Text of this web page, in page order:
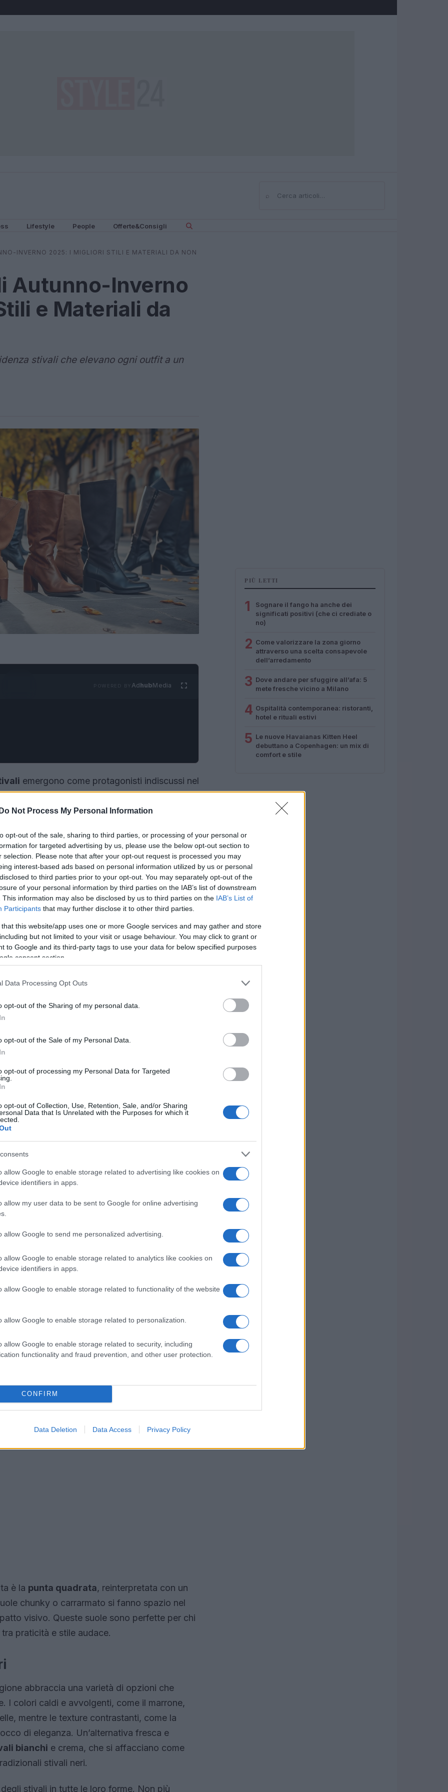
Do Not Process My Personal Information
opt-out of the sale, sharing to third parties, or processing of your personal or
for targeted advertising by us, please use the below opt-out section to
selection. Please note that after your opt-out request is processed you may
interest-based ads based on personal information utilized by us or personal
to third parties prior to your opt-out. You may separately opt-out of the
of your personal information by third parties on the IAB’s list of downstream
This information may also be disclosed by us to third parties on the IAB’s List of
Participants that may further disclose it to other third parties.
that this website/app uses one or more Google services and may gather and store
but not limited to your visit or usage behaviour. You may click to grant or
to Google and its third-party tags to use your data for below specified purposes
consent section.
Data Processing Opt Outs
opt-out of the Sharing of my personal data.
opt-out of the Sale of my Personal Data.
opt-out of processing my Personal Data for Targeted
opt-out of Collection, Use, Retention, Sale, and/or Sharing
Data that Is Unrelated with the Purposes for which it
allow Google to enable storage related to advertising like cookies on
identifiers in apps.
allow my user data to be sent to Google for online advertising
allow Google to send me personalized advertising.
allow Google to enable storage related to analytics like cookies on
identifiers in apps.
allow Google to enable storage related to functionality of the website
allow Google to enable storage related to personalization.
allow Google to enable storage related to security, including
functionality and fraud prevention, and other user protection.
CONFIRM
Data Deletion Data Access Privacy Policy
⌕Cerca
Lifestyle People Offerte&Consigli
INVERNO 2025: I MIGLIORI STILI E MATERIALI DA NON
Autunno-Inverno
e Materiali da
stivali che elevano ogni outfit a un
AdhubMedia
emergono come protagonisti indiscussi nel
si fanno audaci e affascinanti,
per dare vita a look sofisticati. Dalla
dettagli innovativi, gli stivali per l’autunno-
imprescindibile nel guardaroba.
è il ritorno trionfale degli
Questi modelli non solo offrono calore,
di stile. Grazie a nuove proporzioni e
passando da linee sobrie a una grinta
lucidi che si abbinano alla gamba, questi
Non mancano poi gli
un’aria più rilassata e morbida, ideale
il comfort, ma lo reinventa in chiave elegante.
itacchi architettonici, che offrono
media e a blocco, permettono di
stile.
è la punta quadrata, reinterpretata con un
chunky o carrarmato si fanno spazio nel
visivo. Queste suole sono perfette per chi
praticità e stile audace.
abbraccia una varietà di opzioni che
I colori caldi e avvolgenti, come il marrone,
mentre le texture contrastanti, come la
di eleganza. Un’alternativa fresca e
bianchi e crema, che si affacciano come
stivali neri.
stivali in tutte le loro forme. Non più
PIÙ LETTI
1
Sognare il fango ha anche dei
significati positivi (che ci crediate o
no)
2 Come valorizzare la zona giorno
attraverso una scelta consapevole
dell’arredamento
3 Dove andare per sfuggire all’afa: 5
mete fresche vicino a Milano
4 Ospitalità contemporanea: ristoranti,
hotel e rituali estivi
5 Le nuove Havaianas Kitten Heel
debuttano a Copenhagen: un mix di
comfort e stile